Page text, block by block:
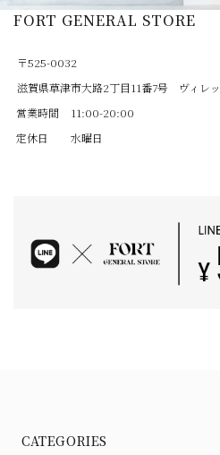
FORT GENERAL STORE
〒525-0032
滋賀県草津市大路2丁目11番7号 ヴィレ
営業時間
11:00-20:00
定休日
水曜日
CATEGORIES